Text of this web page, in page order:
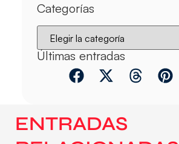
Categorías
Últimas entradas
ENTRADAS